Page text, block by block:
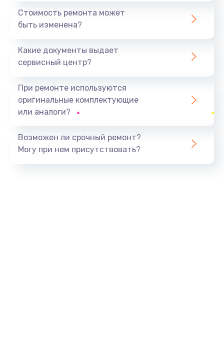
1440 руб.
Ремонт южного моста
Замена батарейки BIOS
Заказать
Стоимость ремонта может
быть изменена?
Какие документы выдает
сервисный центр?
При ремонте используются
оригинальные комплектующие
или аналоги?
Возможен ли срочный ремонт?
Могу при нем присутствовать?